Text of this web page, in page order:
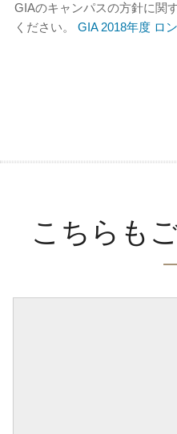
GIAのキャンパスの方針に関
ください。 GIA 2018年度 ロ
こちらも